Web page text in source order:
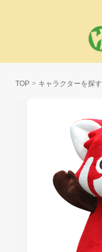
TOP キャラクターを探す